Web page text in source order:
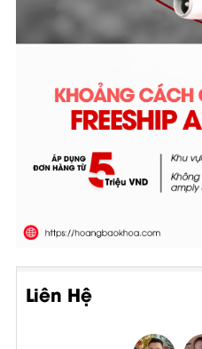
Liên Hệ